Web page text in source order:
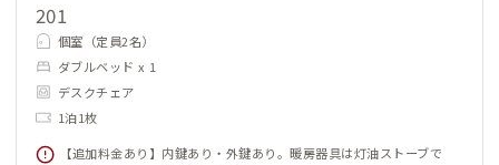
201
個室（定員2名）
ダブルベッド x 1
デスクチェア
1泊1枚
【追加料金あり】内鍵あり・外鍵あり。暖房器具は灯油ストーブで